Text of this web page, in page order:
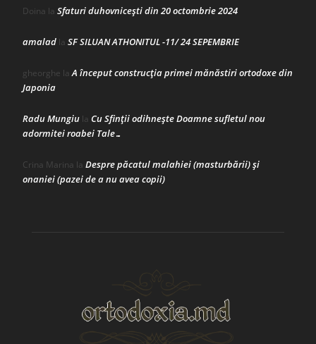
Doina la Sfaturi duhovnicești din 20 octombrie 2024
amalad la SF SILUAN ATHONITUL -11/ 24 SEPEMBRIE
gheorghe laA început construcţia primei mănăstiri ortodoxe din
Japonia
Radu Mungiu la Cu Sfinții odihnește Doamne sufletul nou
adormitei roabei Tale…
Crina Marina la Despre păcatul malahiei (masturbării) şi
onaniei (pazei de a nu avea copii)